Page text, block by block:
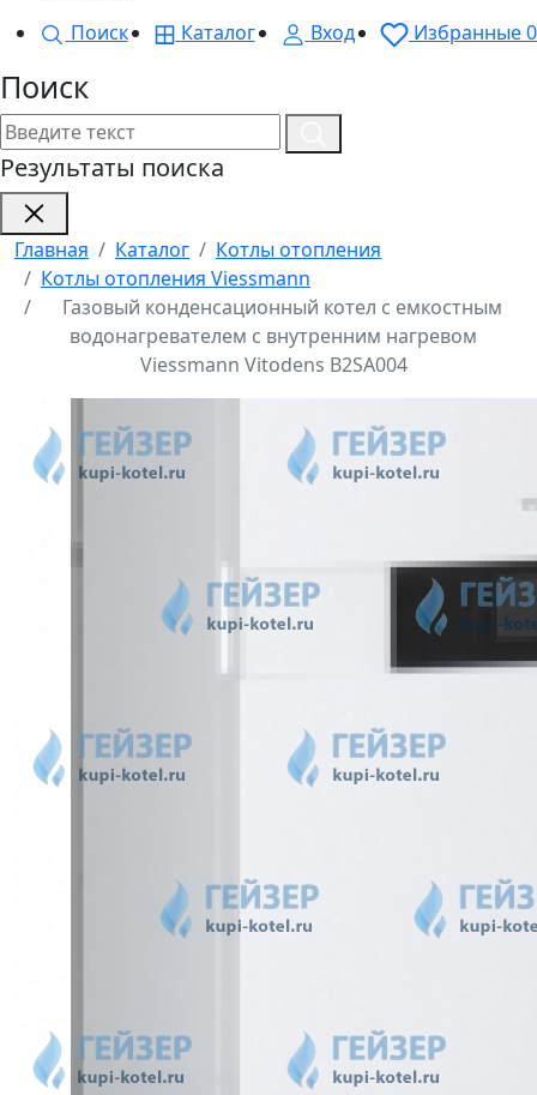
Поиск
Каталог Вход Избранные0
Поиск
Результаты поиска
Главная Каталог
Котлы отопления
Котлы отопления Viessmann
Газовый конденсационный котел с емкостным
водонагревателем с внутренним нагревом
Viessmann Vitodens B2SA004